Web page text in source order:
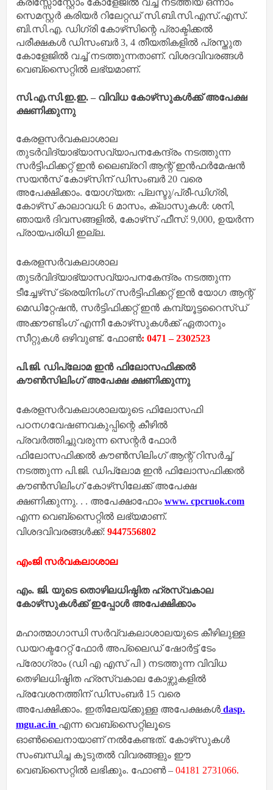
സെമസ്റ്റര്‍ കരിയര്‍ റിലേറ്റഡ് സി.ബി.സി.എസ്.എസ്.
ബി.സി.എ. ഡിഗ്രി കോഴ്‌സിന്റെ പ്രാക്ടിക്കല്‍
പരീക്ഷകള്‍ ഡിസംബര്‍ 3, 4 തീയതികളില്‍ പ്രസ്തുത
കോളേജില്‍ വച്ച് നടത്തുന്നതാണ്. വിശദവിവരങ്ങള്‍
വെബ്‌സൈറ്റില്‍ ലഭ്യമാണ്.
സി.എ.സി.ഇ.ഇ. – വിവിധ കോഴ്‌സുകള്‍ക്ക് അപേക്ഷ
ക്ഷണിക്കുന്നു
കേരളസര്‍വകലാശാല
തുടര്‍വിദ്യാഭ്യാസവ്യാപനകേന്ദ്രം നടത്തുന്ന
സര്‍ട്ടിഫിക്കറ്റ് ഇന്‍ ലൈബ്രറി ആന്റ് ഇന്‍ഫര്‍മേഷന്‍
സയന്‍സ് കോഴ്‌സിന് ഡിസംബര്‍ 20 വരെ
അപേക്ഷിക്കാം. യോഗ്യത: പ്ലസ്ടു/പ്രീ-ഡിഗ്രി,
കോഴ്‌സ് കാലാവധി: 6 മാസം, ക്ലാസുകള്‍: ശനി,
ഞായര്‍ ദിവസങ്ങളില്‍, കോഴ്‌സ് ഫീസ്: 9,000, ഉയര്‍ന്ന
പ്രായപരിധി ഇല്ല.
കേരളസര്‍വകലാശാല
തുടര്‍വിദ്യാഭ്യാസവ്യാപനകേന്ദ്രം നടത്തുന്ന
ടീച്ചേഴ്‌സ് ട്രെയിനിംഗ് സര്‍ട്ടിഫിക്കറ്റ് ഇന്‍ യോഗ ആന്റ്
മെഡിറ്റേഷന്‍, സര്‍ട്ടിഫിക്കറ്റ് ഇന്‍ കമ്പ്യൂട്ടറൈസ്ഡ്
അക്കൗണ്ടിംഗ് എന്നീ കോഴ്‌സുകള്‍ക്ക് ഏതാനും
സീറ്റുകള്‍ ഒഴിവുണ്ട്. ഫോണ്‍: 0471 – 2302523
പി.ജി. ഡിപ്ലോമ ഇന്‍ ഫിലോസഫിക്കല്‍
കൗണ്‍സിലിംഗ് അപേക്ഷ ക്ഷണിക്കുന്നു
കേരളസര്‍വകലാശാലയുടെ ഫിലോസഫി
പഠനഗവേഷണവകുപ്പിന്റെ കീഴില്‍
പ്രവര്‍ത്തിച്ചുവരുന്ന സെന്റര്‍ ഫോര്‍
ഫിലോസഫിക്കല്‍ കൗണ്‍സിലിംഗ് ആന്റ് റിസര്‍ച്ച്
നടത്തുന്ന പി.ജി. ഡിപ്ലോമ ഇന്‍ ഫിലോസഫിക്കല്‍
കൗണ്‍സിലിംഗ് കോഴ്‌സിലേക്ക് അപേക്ഷ
ക്ഷണിക്കുന്നു. . . അപേക്ഷാഫോം www. cpcruok.com
എന്ന വെബ്‌സൈറ്റില്‍ ലഭ്യമാണ്.
വിശദവിവരങ്ങള്‍ക്ക്: 9447556802
എംജി സർവകലാശാല
എം. ജി. യുടെ തൊഴിലധിഷ്ഠിത ഹ്രസ്വകാല
കോഴ്‌സുകൾക്ക് ഇപ്പോൾ അപേക്ഷിക്കാം
മഹാത്മാഗാന്ധി സർവ്വകലാശാലയുടെ കീഴിലുള്ള
ഡയറക്ടറേറ്റ് ഫോർ അപ്ലൈഡ് ഷോർട്ട് ടേം
പ്രോഗ്രാം (ഡി എ എസ് പി ) നടത്തുന്ന വിവിധ
തെഴിലധിഷ്ഠിത ഹ്രസ്വകാല കോഴ്സുകളിൽ
പ്രവേശനത്തിന് ഡിസംബർ 15 വരെ
അപേക്ഷിക്കാം. ഇതിലേയ്ക്കുള്ള അപേക്ഷകൾ dasp.
mgu.ac.in എന്ന വെബ്‌സൈറ്റിലൂടെ
ഓൺലൈനായാണ് നൽകേണ്ടത്. കോഴ്‌സുകൾ
സംബന്ധിച്ച കൂടുതൽ വിവരങ്ങളും ഈ
വെബ്‌സൈറ്റിൽ ലഭിക്കും. ഫോൺ – 04181 2731066.